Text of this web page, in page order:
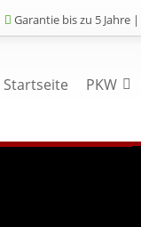
Garantie bis zu 5 Jahre |
Startseite PKW